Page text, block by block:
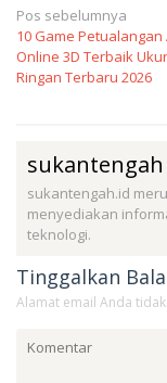
Navigasi
pos
Pos sebelumnya
10 Game Petualangan
Online 3D Terbaik
Ringan Terbaru 2026
sukantengah
sukantengah.id
menyediakan
teknologi.
Tinggalkan
Alamat email Anda